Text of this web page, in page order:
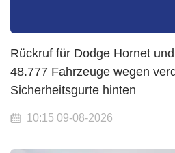
Rückruf für Dodge Hornet
48.777 Fahrzeuge wegen
Sicherheitsgurte hinten
10:15 09-08-2026